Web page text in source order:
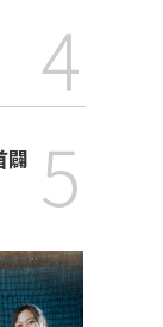
4
5